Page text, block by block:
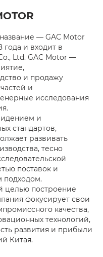
— GAC Motor
года и входит в
Ltd. GAC Motor —
и продажу
и
исследования
и
стандартов,
развивать
тесно
поставок и
целью построение
фокусирует свои
качества,
технологий,
развития и прибыли
Китая.